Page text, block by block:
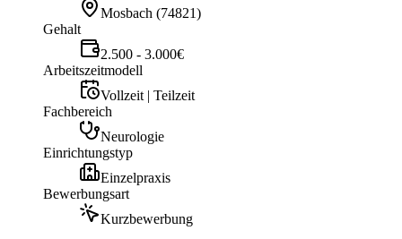
Mosbach (74821)
Gehalt
2.500 - 3.000€
Arbeitszeitmodell
Vollzeit | Teilzeit
Fachbereich
Neurologie
Einrichtungstyp
Einzelpraxis
Bewerbungsart
Kurzbewerbung